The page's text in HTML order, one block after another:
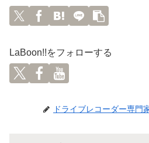
LaBoon!!をフォローする
ドライブレコーダー専門